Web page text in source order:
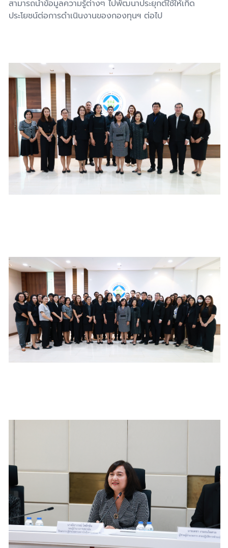
สามารถนำข้อมูลความรู้ต่างๆ ไปพัฒนาประยุกต์ใช้ให้เกิด
ประโยชน์ต่อการดำเนินงานของกองทุนฯ ต่อไป